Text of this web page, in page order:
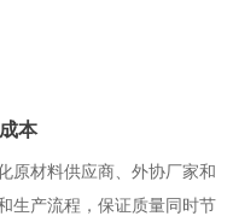
本
原材料供应商、外协厂家和
生产流程，保证质量同时节